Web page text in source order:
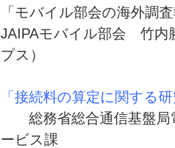
「モバイル部会の海外調
JAIPAモバイル部会 竹内
プス）
「 接続料の算定に関する
総務省総合通信基盤局
ービス課